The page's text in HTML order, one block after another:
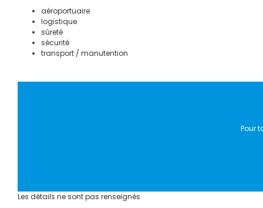
aéroportuaire
logistique
sûreté
sécurité
transport / manutention
Pour
Les détails ne sont pas renseignés